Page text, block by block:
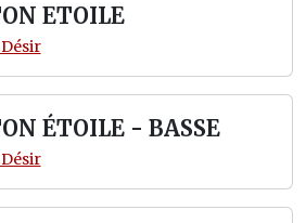
ETOILE
ÉTOILE - BASSE